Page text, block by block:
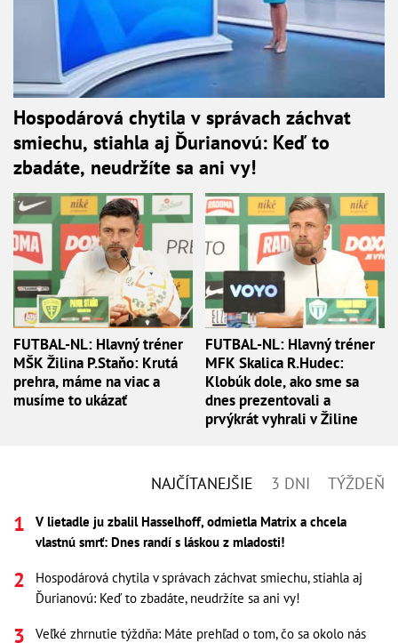
Hospodárová chytila v správach záchvat
smiechu, stiahla aj Ďurianovú: Keď to
zbadáte, neudržíte sa ani vy!
FUTBAL-NL: Hlavný tréner
MŠK Žilina P.Staňo: Krutá
prehra, máme na viac a
musíme to ukázať
FUTBAL-NL: Hlavný tréner
MFK Skalica R.Hudec:
Klobúk dole, ako sme sa
dnes prezentovali a
prvýkrát vyhrali v Žiline
NAJČÍTANEJŠIE 3 DNI TÝŽDEŇ
V lietadle ju zbalil Hasselhoff, odmietla Matrix a chcela
vlastnú smrť: Dnes randí s láskou z mladosti!
Hospodárová chytila v správach záchvat smiechu, stiahla aj
Ďurianovú: Keď to zbadáte, neudržíte sa ani vy!
Veľké zhrnutie týždňa: Máte prehľad o tom, čo sa okolo nás